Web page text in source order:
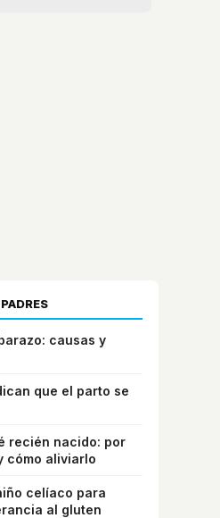
causas y
que el parto se
recién nacido: por
cómo aliviarlo
celíaco para
al gluten